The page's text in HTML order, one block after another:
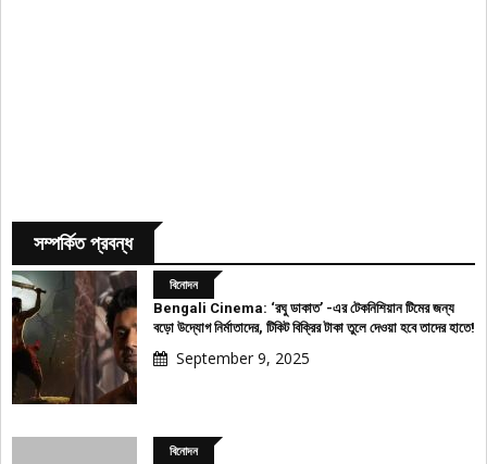
সম্পর্কিত প্রবন্ধ
বিনোদন
Bengali Cinema: ‘রঘু ডাকাত’ -এর টেকনিশিয়ান টিমের জন্য
বড়ো উদ্যোগ নির্মাতাদের, টিকিট বিক্রির টাকা তুলে দেওয়া হবে তাদের হাতে!
September 9, 2025
বিনোদন